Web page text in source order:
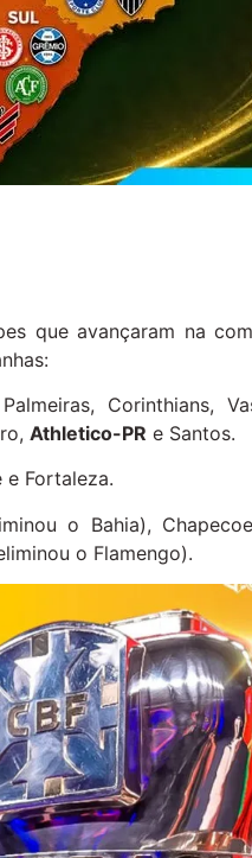
que avançaram na
Palmeiras, Corinthians,
Athletico-PR e Santos.
e Fortaleza.
o Bahia),
o Flamengo).